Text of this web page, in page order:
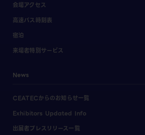
会場アクセス
高速バス時刻表
宿泊
来場者特別サービス
News
CEATECからのお知らせ一覧
Exhibitors Updated Info
出展者プレスリリース一覧